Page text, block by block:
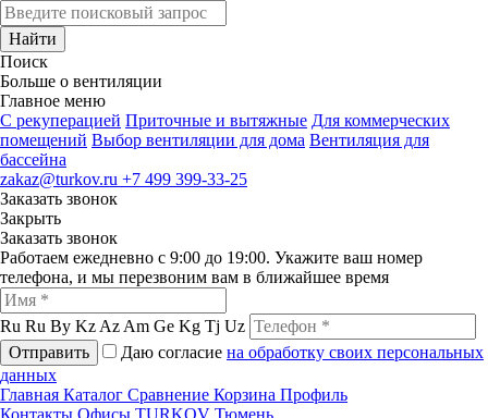
Найти
Поиск
Больше о вентиляции
Главное меню
C рекуперацией Приточные и вытяжные Для коммерческих
помещений Выбор вентиляции для дома Вентиляция для
бассейна
zakaz@turkov.ru +7 499 399-33-25
Заказать звонок
Закрыть
Заказать звонок
Работаем ежедневно с 9:00 до 19:00. Укажите ваш номер
телефона, и мы перезвоним вам в ближайшее время
Ru Ru By Kz Az Am Ge Kg Tj Uz
Отправить
Даю согласие на обработку своих персональных
данных
Главная Каталог Сравнение Корзина Профиль
Контакты Офисы TURKOV Тюмень